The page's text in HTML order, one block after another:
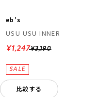
eb's
USU USU INNER
¥3,190
¥1,247
比較する